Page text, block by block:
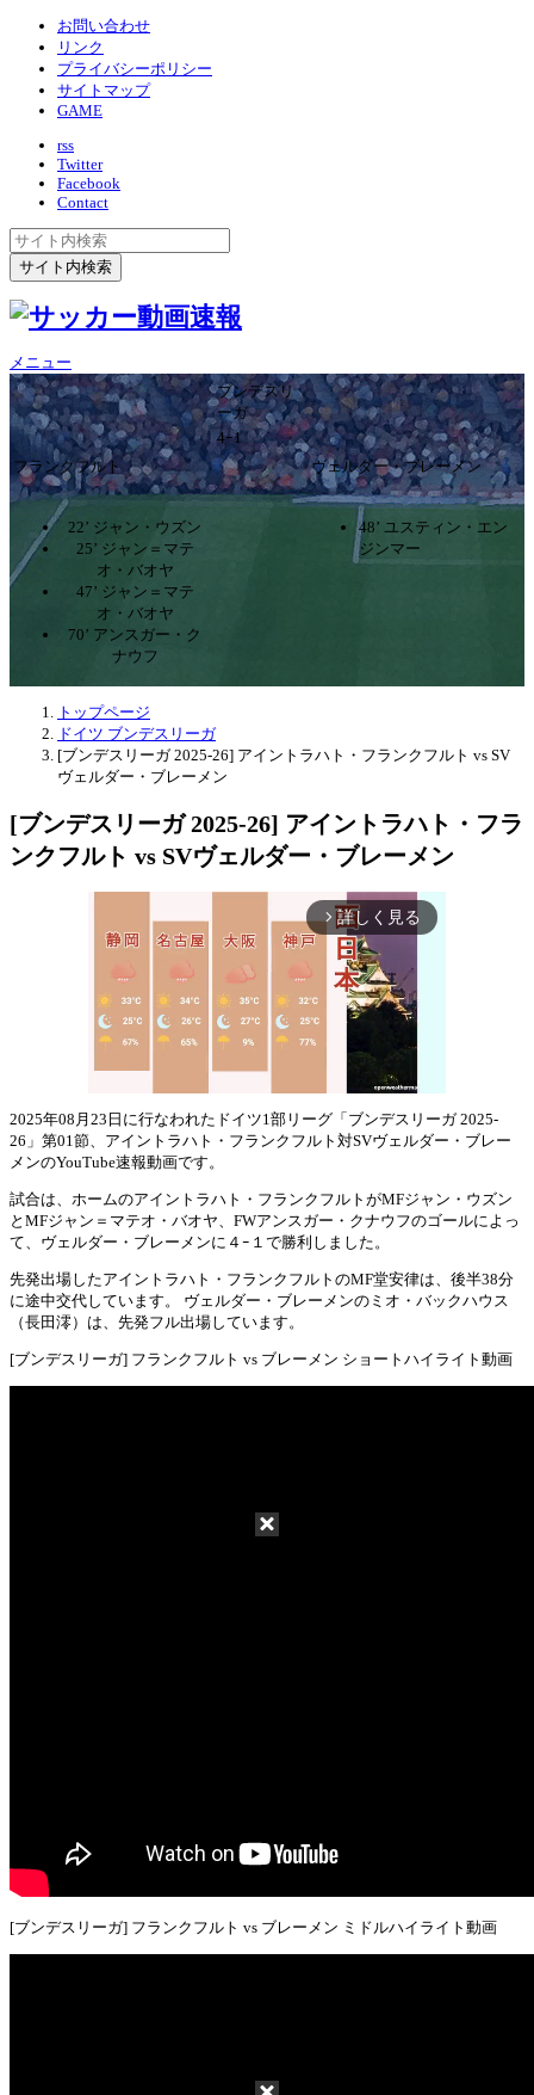
お問い合わせ
リンク
プライバシーポリシー
サイトマップ
GAME
rss
Twitter
Facebook
Contact
メニュー
ブンデスリ
ーガ
4ｰ1
フランクフルト
ヴェルダー・ブレーメン
22’ ジャン・ウズン
25’ ジャン＝マテ
オ・バオヤ
47’ ジャン＝マテ
オ・バオヤ
70’ アンスガー・ク
ナウフ
48’ ユスティン・エン
ジンマー
トップページ
ドイツ ブンデスリーガ
[ブンデスリーガ 2025-26] アイントラハト・フランクフルト vs SV
ヴェルダー・ブレーメン
[ブンデスリーガ 2025-26] アイントラハト・フラ
ンクフルト vs SVヴェルダー・ブレーメン
arrow_forward_ios 詳しく見る
2025年08月23日に行なわれたドイツ1部リーグ「ブンデスリーガ 2025-
26」第01節、アイントラハト・フランクフルト対SVヴェルダー・ブレー
メンのYouTube速報動画です。
試合は、ホームのアイントラハト・フランクフルトがMFジャン・ウズン
とMFジャン＝マテオ・バオヤ、FWアンスガー・クナウフのゴールによっ
て、ヴェルダー・ブレーメンに４ｰ１で勝利しました。
先発出場したアイントラハト・フランクフルトのMF堂安律は、後半38分
に途中交代しています。 ヴェルダー・ブレーメンのミオ・バックハウス
（長田澪）は、先発フル出場しています。
[ブンデスリーガ] フランクフルト vs ブレーメン ショートハイライト動画
[ブンデスリーガ] フランクフルト vs ブレーメン ミドルハイライト動画